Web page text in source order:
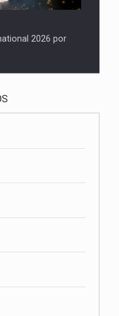
2026 por